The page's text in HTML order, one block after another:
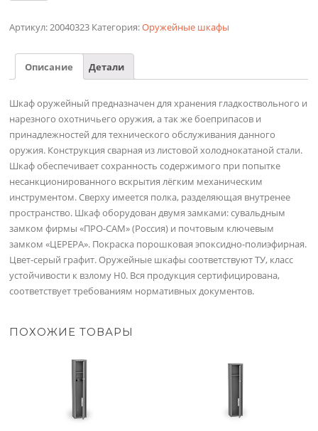
Артикул:20040323 Категория:Оружейные шкафы
Описание Детали
Шкаф оружейный предназначен для хранения гладкоствольного и
нарезного охотничьего оружия, а так же боеприпасов и
принадлежностей для технического обслуживания данного
оружия. Конструкция сварная из листовой холоднокатаной стали.
Шкаф обеспечивает сохранность содержимого при попытке
несанкционированного вскрытия лёгким механическим
инструментом. Сверху имеется полка, разделяющая внутренее
пространство. Шкаф оборудован двумя замками: сувальдным
замком фирмы «ПРО-САМ» (Россия) и почтовым ключевым
замком «ЦЕРЕРА». Покраска порошковая эпоксидно-полиэфирная.
Цвет-серый графит. Оружейные шкафы соответствуют ТУ, класс
устойчивости к взлому Н0. Вся продукция сертифицирована,
соответствует требованиям нормативных документов.
ПОХОЖИЕ ТОВАРЫ